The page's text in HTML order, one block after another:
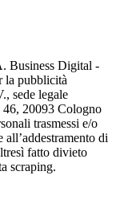
Business Digital -
la pubblicità
sede legale
20093 Cologno
trasmessi e/o
di
fatto divieto
scraping.